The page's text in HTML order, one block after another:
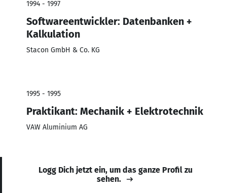
1994 - 1997
Softwareentwickler: Datenbanken +
Kalkulation
Stacon GmbH & Co. KG
1995 - 1995
Praktikant: Mechanik + Elektrotechnik
VAW Aluminium AG
Logg Dich jetzt ein, um das ganze Profil zu
sehen.